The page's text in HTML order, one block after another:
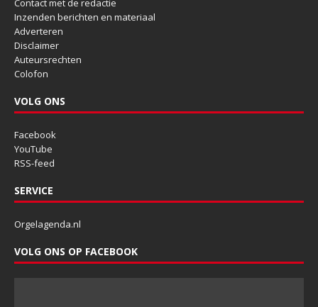
Contact met de redactie
Inzenden berichten en materiaal
Adverteren
Disclaimer
Auteursrechten
Colofon
VOLG ONS
Facebook
YouTube
RSS-feed
SERVICE
Orgelagenda.nl
VOLG ONS OP FACEBOOK